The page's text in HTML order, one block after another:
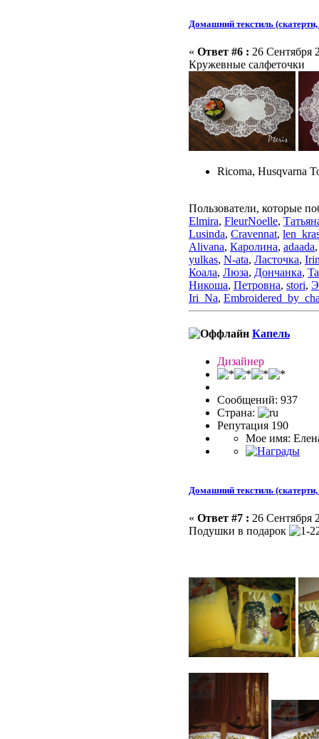
Домашний текстиль
« Ответ #6 : 26 Сентября
Кружевные салфеточки
Ricoma, Husqvarna
Пользователи, которые
Elmira, FleurNoelle,
Lusinda, Cravennat,
Alivana, Каролина, adaada
yulkas, N-ata, Ласточка,
Коала, Люза, Дончанка,
Никоша, Петровна, stori,
Iri_Na,
Капель
Дизайнер
Сообщений: 937
Страна:
Репутация 190
Мое имя:
Домашний текстиль
« Ответ #7 : 26 Сентября
Подушки в подарок